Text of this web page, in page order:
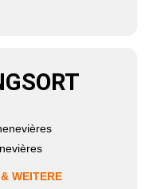
WEITERE